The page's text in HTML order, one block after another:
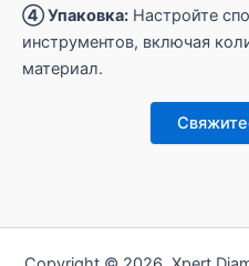
④ Упаковка: Настройте
инструментов, включая
материал.